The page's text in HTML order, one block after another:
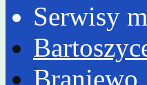
Serwisy
Braniewo